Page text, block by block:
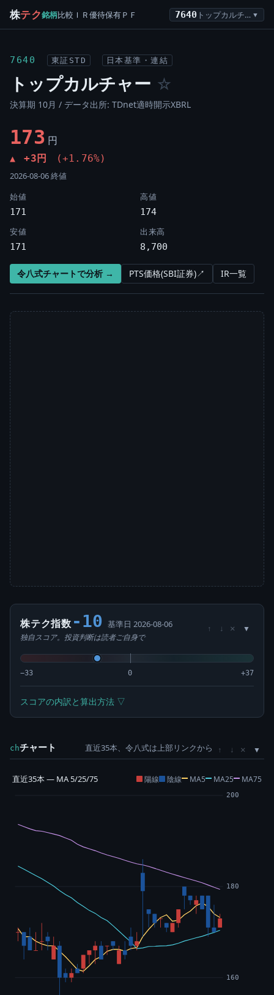
株テク銘柄比較 ＩＲ優待保有ＰＦ 7640 トップカルチャー ▼
7640 東証STD 日本基準・連結
トップカルチャー ☆
決算期 10月 / データ出所: TDnet適時開示XBRL
173 円
▲ +3円 (+1.76%)
2026-08-06 終値
始値
171
高値
174
安値
171
出来高
8,700
令八式チャートで分析 → PTS価格(SBI証券)↗ IR一覧
株テク指数 -10 基準日 2026-08-06
独自スコア。投資判断は読者ご自身で
↑ ↓ ×
−33 0 +37
スコアの内訳と算出方法 ▽
chチャート 直近35本、令八式は上部リンクから ↑ ↓ ×
直近35本 — MA 5/25/75 陽線 陰線 MA5 MA25 MA75
160
180
200